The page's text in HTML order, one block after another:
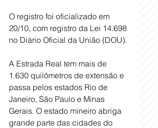
O registro foi oficializado em
20/10, com registro da Lei 14.698
no Diário Oficial da União (DOU).
A Estrada Real tem mais de
1.630 quilômetros de extensão e
passa pelos estados Rio de
Janeiro, São Paulo e Minas
Gerais. O estado mineiro abriga
grande parte das cidades do